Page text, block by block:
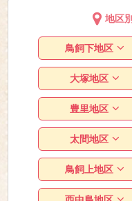
地区
鳥飼下地区
大塚地区
豊里地区
太間地区
鳥飼上地区